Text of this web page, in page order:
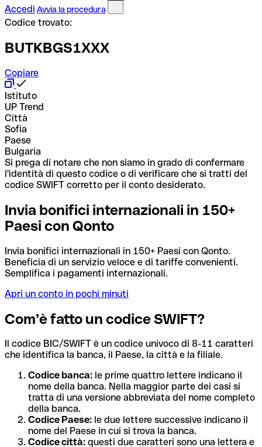
Accedi Avvia la procedura
Codice trovato:
BUTKBGS1XXX
Copiare
Istituto
UP Trend
Città
Sofia
Paese
Bulgaria
Si prega di notare che non siamo in grado di confermare
l'identità di questo codice o di verificare che si tratti del
codice SWIFT corretto per il conto desiderato.
Invia bonifici internazionali in 150+
Paesi con Qonto
Invia bonifici internazionali in 150+ Paesi con Qonto.
Beneficia di un servizio veloce e di tariffe convenienti.
Semplifica i pagamenti internazionali.
Apri un conto in pochi minuti
Com’è fatto un codice SWIFT?
Il codice BIC/SWIFT è un codice univoco di 8-11 caratteri
che identifica la banca, il Paese, la città e la filiale.
Codice banca: le prime quattro lettere indicano il
nome della banca. Nella maggior parte dei casi si
tratta di una versione abbreviata del nome completo
della banca.
Codice Paese: le due lettere successive indicano il
nome del Paese in cui si trova la banca.
Codice città: questi due caratteri sono una lettera e